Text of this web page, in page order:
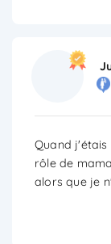
Quand
rôle de
alors que je